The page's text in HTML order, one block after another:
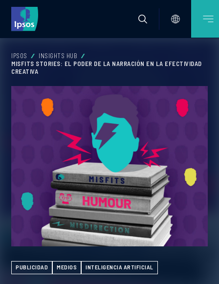
IPSOS
INSIGHTS HUB
MISFITS STORIES: EL PODER DE LA NARRACIÓN EN LA EFECTIVIDAD
CREATIVA
PUBLICIDAD MEDIOS INTELIGENCIA ARTIFICIAL